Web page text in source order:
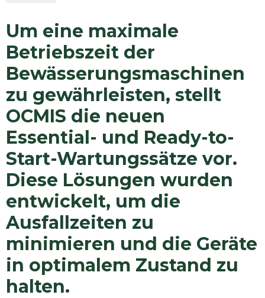
Um eine maximale
Betriebszeit der
Bewässerungsmaschinen
zu gewährleisten, stellt
OCMIS die neuen
Essential- und Ready-to-
Start-Wartungssätze vor.
Diese Lösungen wurden
entwickelt, um die
Ausfallzeiten zu
minimieren und die Geräte
in optimalem Zustand zu
halten.